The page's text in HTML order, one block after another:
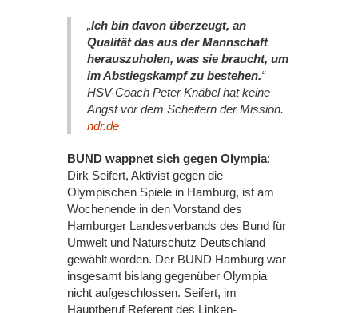
„Ich bin davon überzeugt, an
Qualität das aus der Mannschaft
herauszuholen, was sie braucht, um
im Abstiegskampf zu bestehen.“
HSV-Coach Peter Knäbel hat keine
Angst vor dem Scheitern der Mission.
ndr.de
BUND wappnet sich gegen Olympia:
Dirk Seifert, Aktivist gegen die
Olympischen Spiele in Hamburg, ist am
Wochenende in den Vorstand des
Hamburger Landesverbands des Bund für
Umwelt und Naturschutz Deutschland
gewählt worden. Der BUND Hamburg war
insgesamt bislang gegenüber Olympia
nicht aufgeschlossen. Seifert, im
Hauptberuf Referent des Linken-